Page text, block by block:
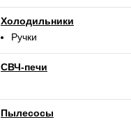
Холодильники
Ручки
СВЧ-печи
Пылесосы